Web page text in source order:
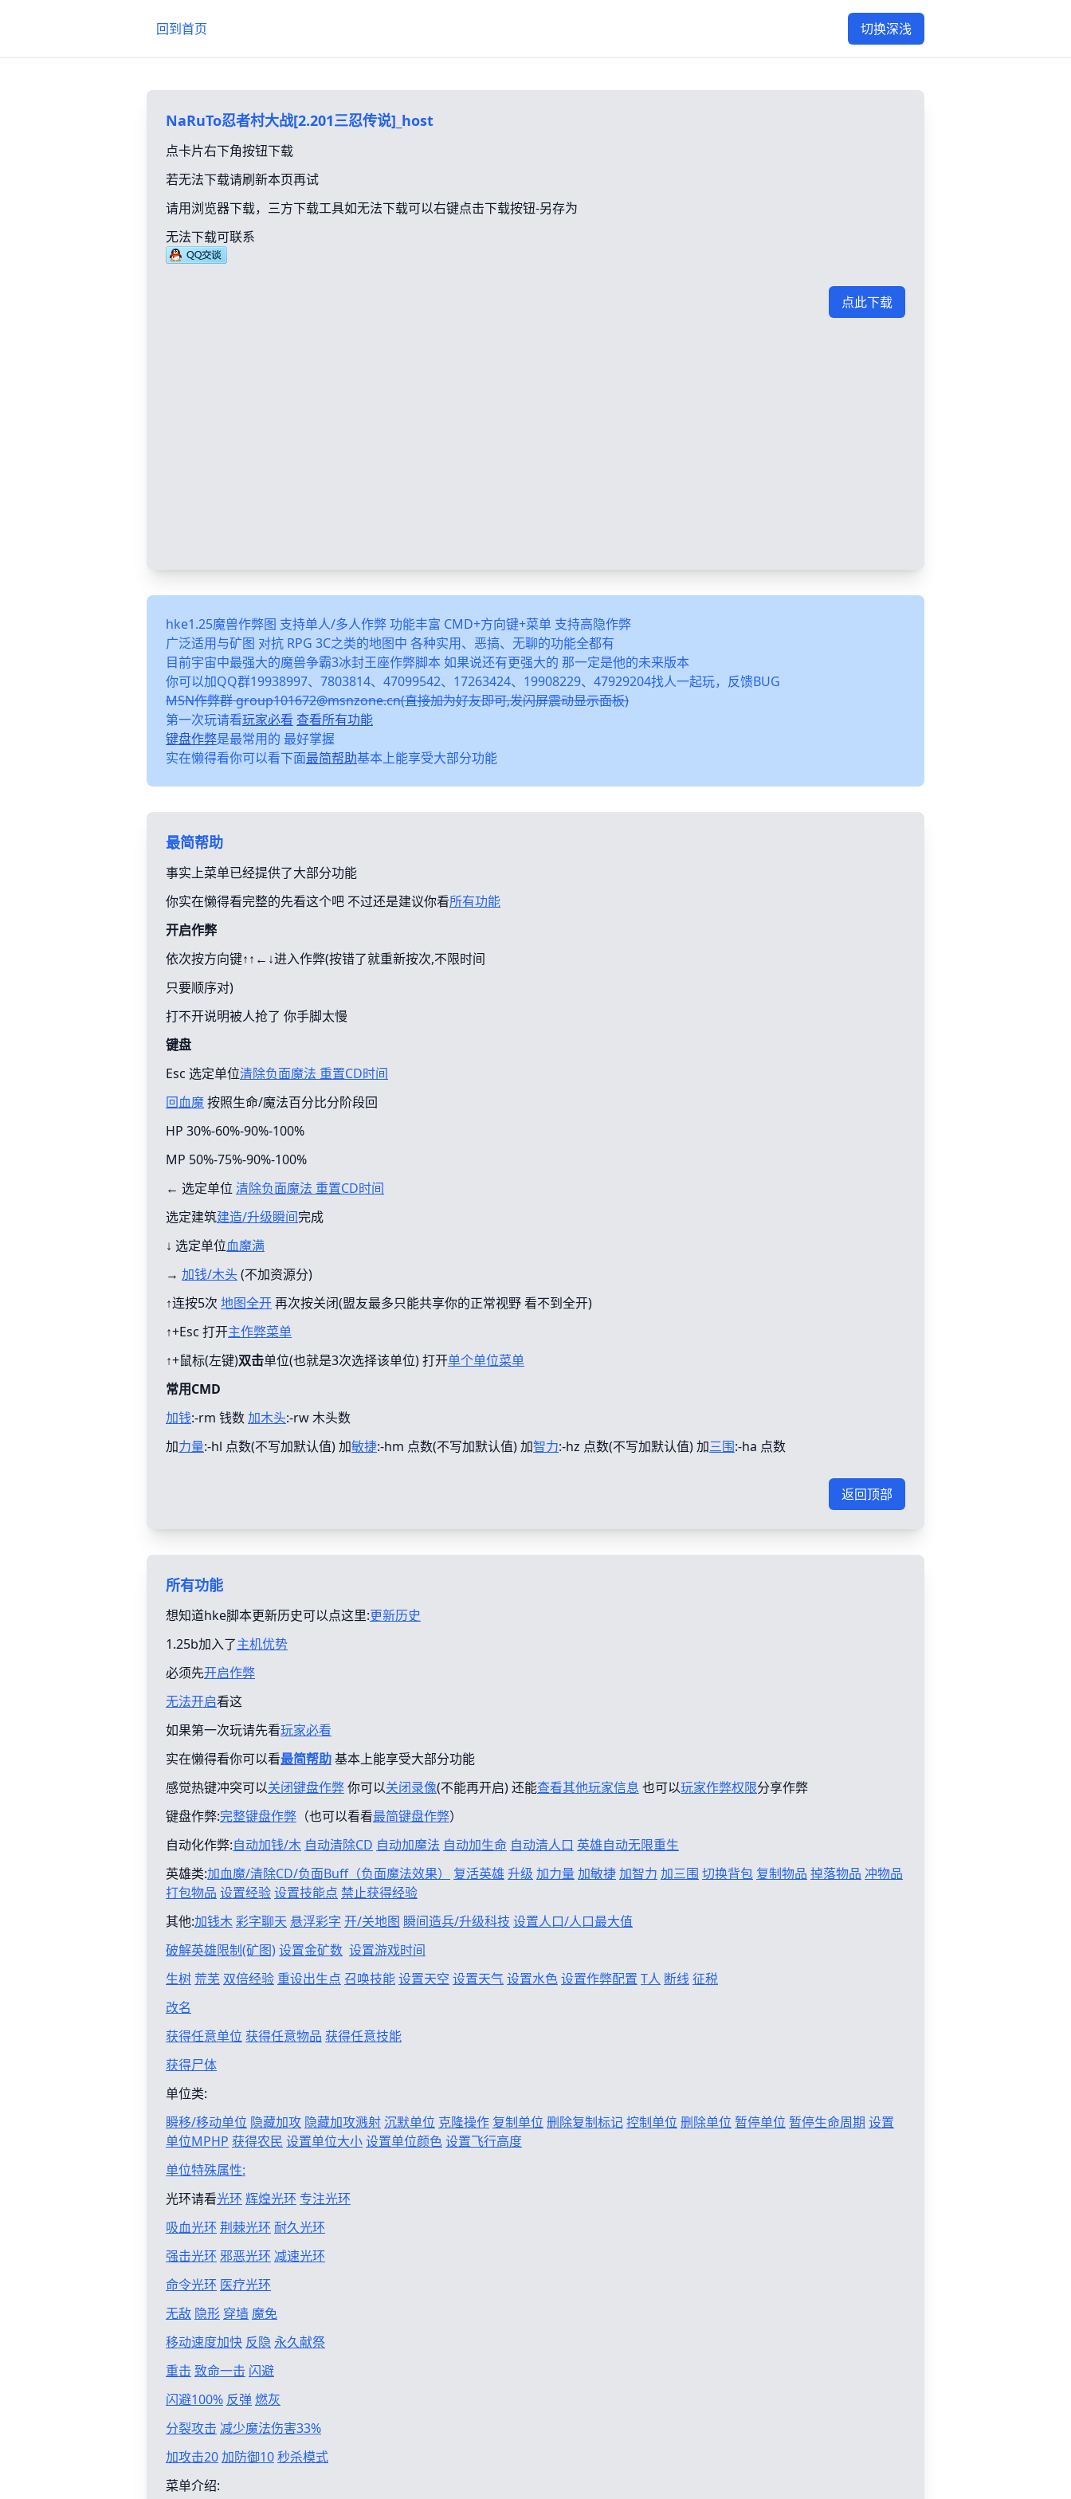
回到首页 切换深浅
NaRuTo忍者村大战[2.201三忍传说]_host
点卡片右下角按钮下载
若无法下载请刷新本页再试
请用浏览器下载，三方下载工具如无法下载可以右键点击下载按钮-另存为
无法下载可联系
点此下载
hke1.25魔兽作弊图 支持单人/多人作弊 功能丰富 CMD+方向键+菜单 支持高隐作弊
广泛适用与矿图 对抗 RPG 3C之类的地图中 各种实用、恶搞、无聊的功能全都有
目前宇宙中最强大的魔兽争霸3冰封王座作弊脚本 如果说还有更强大的 那一定是他的未来版本
你可以加QQ群19938997、7803814、47099542、17263424、19908229、47929204找人一起玩，反馈BUG
MSN作弊群 group101672@msnzone.cn(直接加为好友即可,发闪屏震动显示面板)
第一次玩请看玩家必看 查看所有功能
键盘作弊是最常用的 最好掌握
实在懒得看你可以看下面最简帮助基本上能享受大部分功能
最简帮助
事实上菜单已经提供了大部分功能
你实在懒得看完整的先看这个吧 不过还是建议你看所有功能
开启作弊
依次按方向键↑↑←↓进入作弊(按错了就重新按次,不限时间
只要顺序对)
打不开说明被人抢了 你手脚太慢
键盘
Esc 选定单位清除负面魔法 重置CD时间
回血魔按照生命/魔法百分比分阶段回
HP 30%-60%-90%-100%
MP 50%-75%-90%-100%
← 选定单位 清除负面魔法 重置CD时间
选定建筑建造/升级瞬间完成
↓ 选定单位血魔满
→ 加钱/木头(不加资源分)
↑连按5次 地图全开再次按关闭(盟友最多只能共享你的正常视野 看不到全开)
↑+Esc 打开主作弊菜单
↑+鼠标(左键)双击单位(也就是3次选择该单位) 打开单个单位菜单
常用CMD
加钱:-rm 钱数加木头:-rw 木头数
加力量:-hl 点数(不写加默认值) 加敏捷:-hm 点数(不写加默认值) 加智力:-hz 点数(不写加默认值) 加三围:-ha 点数
返回顶部
所有功能
想知道hke脚本更新历史可以点这里:更新历史
1.25b加入了主机优势
必须先开启作弊
无法开启看这
如果第一次玩请先看玩家必看
实在懒得看你可以看最简帮助基本上能享受大部分功能
感觉热键冲突可以关闭键盘作弊你可以关闭录像(不能再开启) 还能查看其他玩家信息 也可以玩家作弊权限分享作弊
键盘作弊:完整键盘作弊 （也可以看看最简键盘作弊）
自动化作弊:自动加钱/木 自动清除CD 自动加魔法 自动加生命 自动清人口 英雄自动无限重生
英雄类:加血魔/清除CD/负面Buff（负面魔法效果） 复活英雄 升级 加力量 加敏捷加智力 加三围 切换背包 复制物品 掉落物品 冲物品
打包物品 设置经验设置技能点 禁止获得经验
其他:加钱木彩字聊天 悬浮彩字 开/关地图 瞬间造兵/升级科技 设置人口/人口最大值
破解英雄限制(矿图)设置金矿数 设置游戏时间
生树 荒芜 双倍经验 重设出生点 召唤技能设置天空 设置天气设置水色设置作弊配置 T人 断线征税
改名
获得任意单位 获得任意物品 获得任意技能
获得尸体
单位类:
瞬移/移动单位 隐藏加攻 隐藏加攻溅射沉默单位 克隆操作 复制单位 删除复制标记控制单位 删除单位 暂停单位 暂停生命周期 设置
单位MPHP 获得农民 设置单位大小设置单位颜色设置飞行高度
单位特殊属性:
光环请看光环 辉煌光环 专注光环
吸血光环 荆棘光环 耐久光环
强击光环 邪恶光环 减速光环
命令光环 医疗光环
无敌 隐形 穿墙 魔免
移动速度加快 反隐 永久献祭
重击 致命一击 闪避
闪避100% 反弹燃灰
分裂攻击 减少魔法伤害33%
加攻击20加防御10秒杀模式
菜单介绍: